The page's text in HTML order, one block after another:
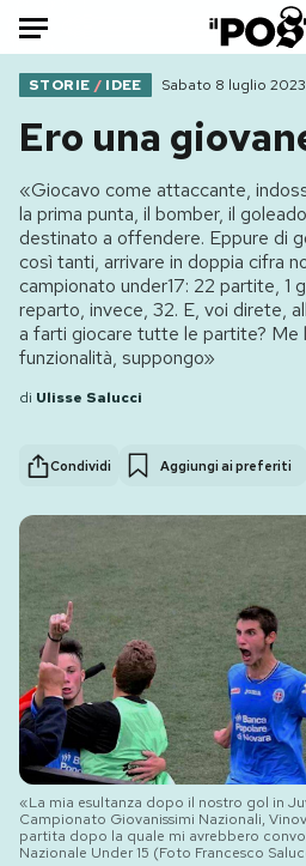
Auto
HOME
Italia
Mondo
Politica
Tecnologia
Internet
Scienza
Cultura
Sport
PODCAST
NEWSLETTER
I MIEI PREFERITI
SHOP
STORIE / IDEE Sabato 8 luglio 2023
Ero una
«Giocavo come attaccante,
la prima punta, il bomber, il
destinato a offendere. Eppure di
così tanti, arrivare in doppia cifra
campionato under17: 22 partite, 1
reparto, invece, 32. E, voi direte,
a farti giocare tutte le partite? Me
funzionalità, suppongo»
di Ulisse Salucci
Condividi Aggiungi ai preferiti
«La mia esultanza dopo il nostro gol in
Campionato Giovanissimi Nazionali,
partita dopo la quale mi avrebbero
Nazionale Under 15 (Foto Francesco